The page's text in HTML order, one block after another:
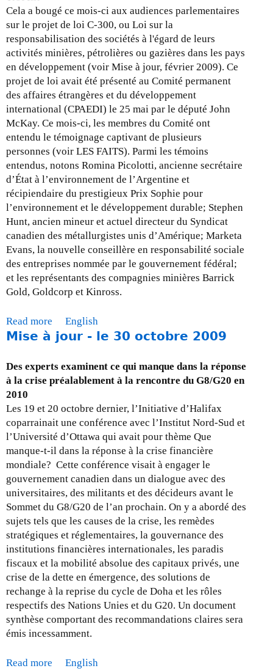
0
M
i
s
e
à
j
o
u
r
-
l
e
3
1
j
a
n
v
i
e
r
1
0
Cela a bougé ce mois-ci aux audiences parlementaires
sur le projet de loi C-300, ou Loi sur la
responsabilisation des sociétés à l'égard de leurs
activités minières, pétrolières ou gazières dans les pays
en développement (voir Mise à jour, février 2009). Ce
projet de loi avait été présenté au Comité permanent
des affaires étrangères et du développement
international (CPAEDI) le 25 mai par le député John
McKay. Ce mois-ci, les membres du Comité ont
entendu le témoignage captivant de plusieurs
personnes (voir LES FAITS). Parmi les témoins
entendus, notons Romina Picolotti, ancienne secrétaire
d’État à l’environnement de l’Argentine et
récipiendaire du prestigieux Prix Sophie pour
l’environnement et le développement durable; Stephen
Hunt, ancien mineur et actuel directeur du Syndicat
canadien des métallurgistes unis d’Amérique; Marketa
Evans, la nouvelle conseillère en responsabilité sociale
des entreprises nommée par le gouvernement fédéral;
et les représentants des compagnies minières Barrick
Gold, Goldcorp et Kinross.
Read more
b
u
t
i
s
e
à
o
u
r
-
l
e
3
0
n
o
v
e
English
Mise à jour - le 30 octobre 2009
Des experts examinent ce qui manque dans la réponse
à la crise préalablement à la rencontre du G8/G20 en
2010
Les 19 et 20 octobre dernier, l’Initiative d’Halifax
coparrainait une conférence avec l’Institut Nord-Sud et
l’Université d’Ottawa qui avait pour thème Que
manque-t-il dans la réponse à la crise financière
mondiale? Cette conférence visait à engager le
gouvernement canadien dans un dialogue avec des
universitaires, des militants et des décideurs avant le
Sommet du G8/G20 de l’an prochain. On y a abordé des
sujets tels que les causes de la crise, les remèdes
stratégiques et réglementaires, la gouvernance des
institutions financières internationales, les paradis
fiscaux et la mobilité absolue des capitaux privés, une
crise de la dette en émergence, des solutions de
rechange à la reprise du cycle de Doha et les rôles
respectifs des Nations Unies et du G20. Un document
synthèse comportant des recommandations claires sera
émis incessamment.
Read more English